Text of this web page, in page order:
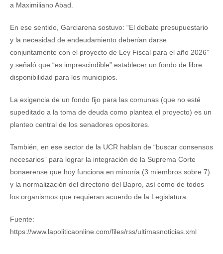
a Maximiliano Abad.
En ese sentido, Garciarena sostuvo: “El debate presupuestario
y la necesidad de endeudamiento deberían darse
conjuntamente con el proyecto de Ley Fiscal para el año 2026”
y señaló que “es imprescindible” establecer un fondo de libre
disponibilidad para los municipios.
La exigencia de un fondo fijo para las comunas (que no esté
supeditado a la toma de deuda como plantea el proyecto) es un
planteo central de los senadores opositores.
También, en ese sector de la UCR hablan de “buscar consensos
necesarios” para lograr la integración de la Suprema Corte
bonaerense que hoy funciona en minoría (3 miembros sobre 7)
y la normalización del directorio del Bapro, así como de todos
los organismos que requieran acuerdo de la Legislatura.
Fuente:
https://www.lapoliticaonline.com/files/rss/ultimasnoticias.xml